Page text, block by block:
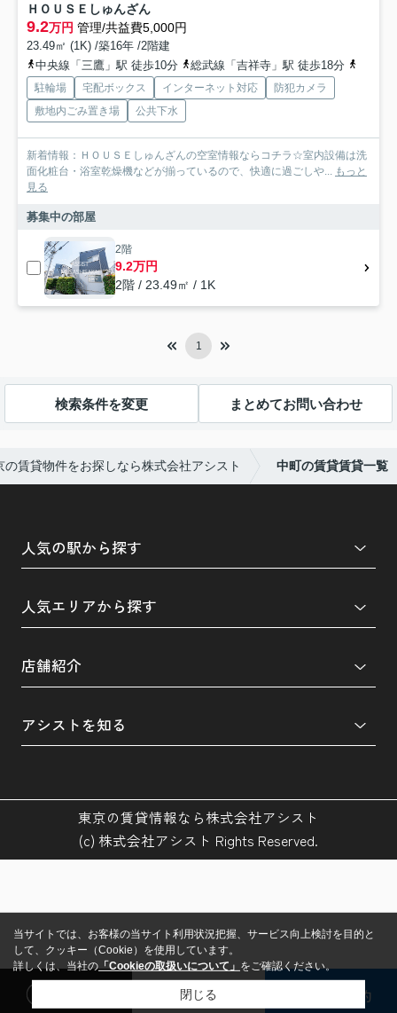
ＨＯＵＳＥしゅんざん
9.2万円 管理/共益費5,000円
23.49㎡ (1K) /築16年 /2階建
中央線「三鷹」駅 徒歩10分
総武線「吉祥寺」駅 徒歩18分
駐輪場 宅配ボックス インターネット対応
防犯カメラ
敷地内ごみ置き場
公共下水
新着情報：ＨＯＵＳＥしゅんざんの空室情報ならコチラ☆室内設備は洗
面化粧台・浴室乾燥機などが揃っているので、快適に過ごしや... もっと
見る
募集中の部屋
2階
9.2万円
2階 / 23.49㎡ / 1K
1
検索条件を変更 まとめてお問い合わせ
の賃貸物件をお探しなら株式会社アシスト 中町の賃貸賃貸一覧
人気の駅から探す
人気エリアから探す
店舗紹介
アシストを知る
東京の賃貸情報なら株式会社アシスト
(c) 株式会社アシスト Rights Reserved.
検討リスト 来店予約
当サイトでは、お客様の当サイト利用状況把握、サービス向上検討を目的と
して、クッキー（Cookie）を使用しています。
詳しくは、当社の「Cookieの取扱いについて」 をご確認ください。
閉じる